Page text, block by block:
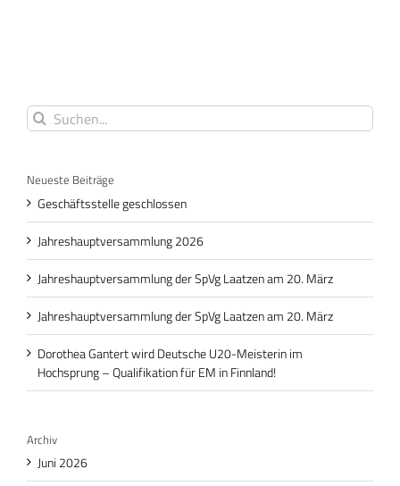
Suche
nach:
Neueste Beiträge
Geschäftsstelle geschlossen
Jahreshauptversammlung 2026
Jahreshauptversammlung der SpVg Laatzen am 20. März
Jahreshauptversammlung der SpVg Laatzen am 20. März
Dorothea Gantert wird Deutsche U20-Meisterin im
Hochsprung – Qualifikation für EM in Finnland!
Archiv
Juni 2026